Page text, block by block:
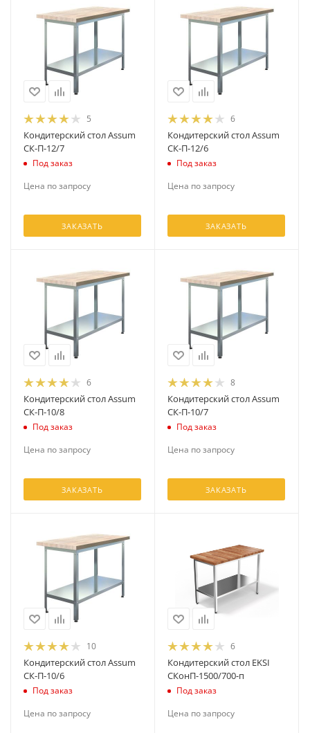
5
Кондитерский стол Assum
СК-П-12/7
Под заказ
Цена по запросу
ЗАКАЗАТЬ
6
Кондитерский стол Assum
СК-П-12/6
Под заказ
Цена по запросу
ЗАКАЗАТЬ
6
Кондитерский стол Assum
СК-П-10/8
Под заказ
Цена по запросу
ЗАКАЗАТЬ
8
Кондитерский стол Assum
СК-П-10/7
Под заказ
Цена по запросу
ЗАКАЗАТЬ
10
Кондитерский стол Assum
СК-П-10/6
Под заказ
Цена по запросу
6
Кондитерский стол EKSI
СКонП-1500/700-п
Под заказ
Цена по запросу